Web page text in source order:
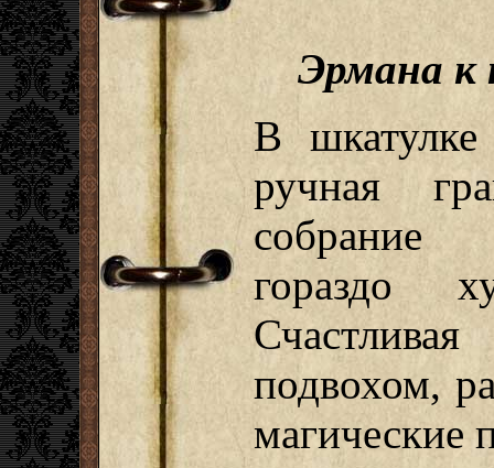
Эрмана к
В
ручная
собрание
гораздо
подвохом,
магические